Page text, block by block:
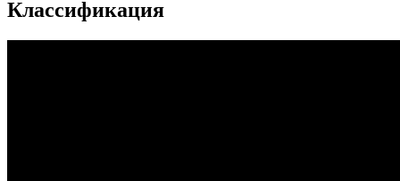
Классификация